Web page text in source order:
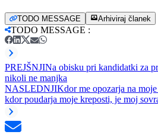
TODO MESSAGE Arhiviraj članek
TODO MESSAGE :
PREJŠNJINa obisku pri kandidatki za
nikoli ne manjka
NASLEDNJIKdor me opozarja na
kdor poudarja moje kreposti, je moj